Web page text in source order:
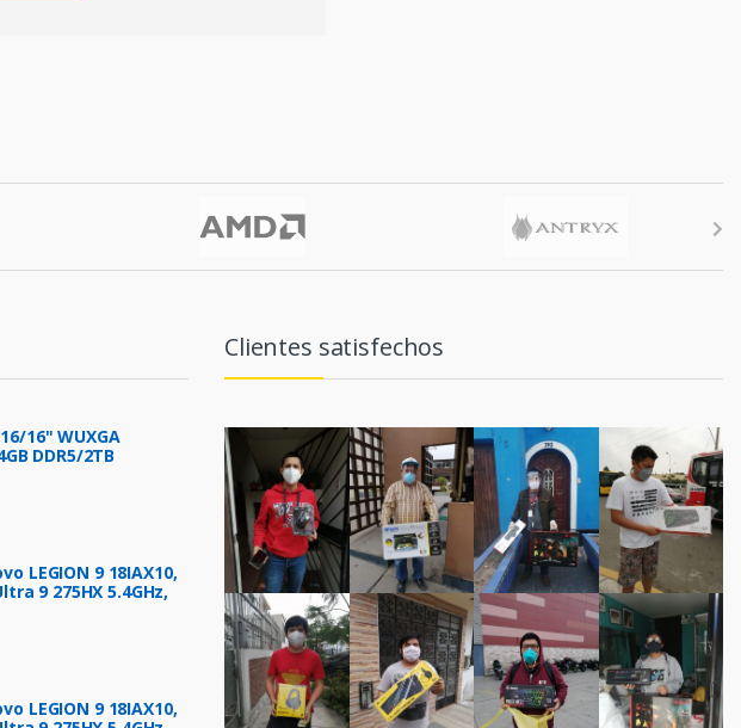
16/16" WUXGA
DDR5/2TB
LEGION 9 18IAX10,
9 275HX 5.4GHz,
LEGION 9 18IAX10,
Clientes satisfechos